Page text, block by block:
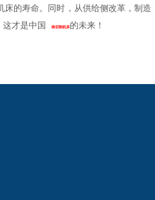
床的寿命。同时，从供给侧改革，制造
这才是中国 线切割机床的未来！